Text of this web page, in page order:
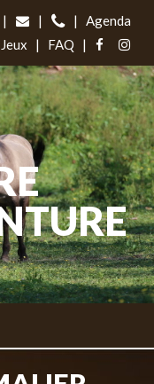
| | |
Agenda
Jeux | FAQ |